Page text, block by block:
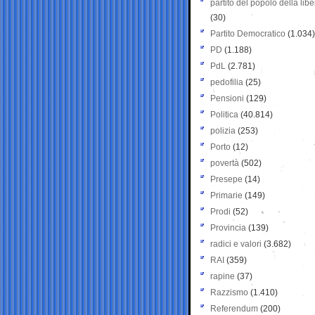
partito del popolo della
(30)
Partito Democratico (1.034)
PD (1.188)
PdL (2.781)
pedofilia (25)
Pensioni (129)
Politica (40.814)
polizia (253)
Porto (12)
povertà (502)
Presepe (14)
Primarie (149)
Prodi (52)
Provincia (139)
radici e valori (3.682)
RAI (359)
rapine (37)
Razzismo (1.410)
Referendum (200)